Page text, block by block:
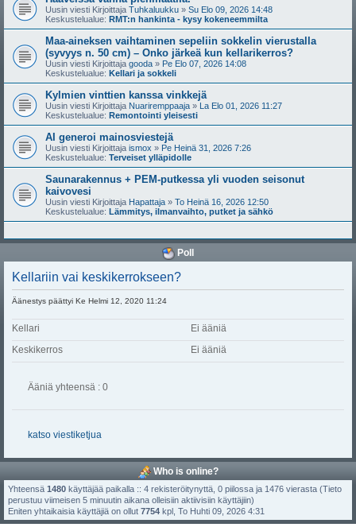
Uusin viesti Kirjoittaja Tuhkaluukku » Su Elo 09, 2026 14:48
Keskustelualue: RMT:n hankinta - kysy kokeneemmilta
Maa-aineksen vaihtaminen sepeliin sokkelin vierustalla
(syvyys n. 50 cm) – Onko järkeä kun kellarikerros?
Uusin viesti Kirjoittaja gooda » Pe Elo 07, 2026 14:08
Keskustelualue: Kellari ja sokkeli
Kylmien vinttien kanssa vinkkejä
Uusin viesti Kirjoittaja Nuariremppaaja » La Elo 01, 2026 11:27
Keskustelualue: Remontointi yleisesti
AI generoi mainosviestejä
Uusin viesti Kirjoittaja ismox » Pe Heinä 31, 2026 7:26
Keskustelualue: Terveiset ylläpidolle
Saunarakennus + PEM-putkessa yli vuoden seisonut
kaivovesi
Uusin viesti Kirjoittaja Hapattaja » To Heinä 16, 2026 12:50
Keskustelualue: Lämmitys, ilmanvaihto, putket ja sähkö
Poll
Kellariin vai keskikerrokseen?
Äänestys päättyi Ke Helmi 12, 2020 11:24
Kellari
Ei ääniä
Keskikerros
Ei ääniä
Ääniä yhteensä : 0
katso viestiketjua
Who is online?
Yhteensä 1480 käyttäjää paikalla :: 4 rekisteröitynyttä, 0 piilossa ja 1476 vierasta (Tieto
perustuu viimeisen 5 minuutin aikana olleisiin aktiivisiin käyttäjiin)
Eniten yhtaikaisia käyttäjiä on ollut 7754 kpl, To Huhti 09, 2026 4:31